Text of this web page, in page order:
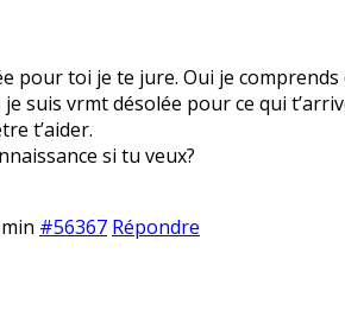
pour toi je te jure. Oui je
suis vrmt désolée pour ce qui
t’aider.
si tu veux?
#56367 Répondre